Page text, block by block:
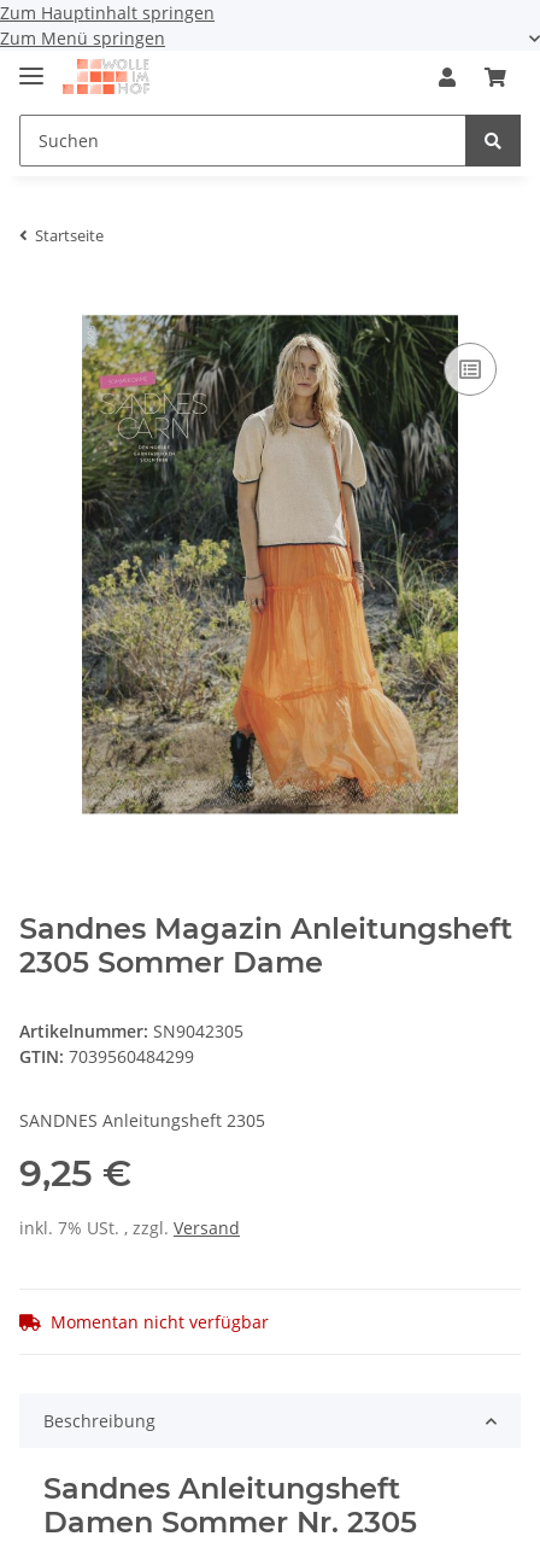
Zum Hauptinhalt springen
Zum Menü springen
Startseite
Sandnes Magazin Anleitungsheft
2305 Sommer Dame
Artikelnummer: SN9042305
GTIN: 7039560484299
SANDNES Anleitungsheft 2305
9,25 €
inkl. 7% USt. , zzgl. Versand
Momentan nicht verfügbar
Beschreibung
Sandnes Anleitungsheft
Damen Sommer Nr. 2305